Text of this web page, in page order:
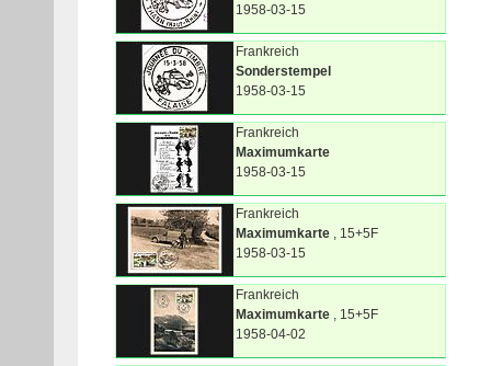
1958-03-15
Frankreich
Sonderstempel
1958-03-15
Frankreich
Maximumkarte
1958-03-15
Frankreich
Maximumkarte , 15+5F
1958-03-15
Frankreich
Maximumkarte , 15+5F
1958-04-02